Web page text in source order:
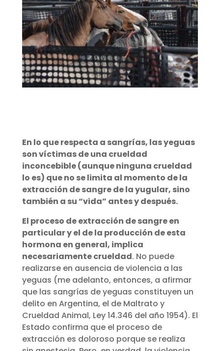
En lo que respecta a sangrías, las yeguas
son víctimas de una crueldad
inconcebible (aunque ninguna crueldad
lo es) que no se limita al momento de la
extracción de sangre de la yugular, sino
también a su “vida” antes y después.
El proceso de extracción de sangre en
particular y el de la producción de esta
hormona en general, implica
necesariamente crueldad. No puede
realizarse en ausencia de violencia a las
yeguas (me adelanto, entonces, a afirmar
que las sangrías de yeguas constituyen un
delito en Argentina, el de Maltrato y
Crueldad Animal, Ley 14.346 del año 1954). El
Estado confirma que el proceso de
extracción es doloroso porque se realiza